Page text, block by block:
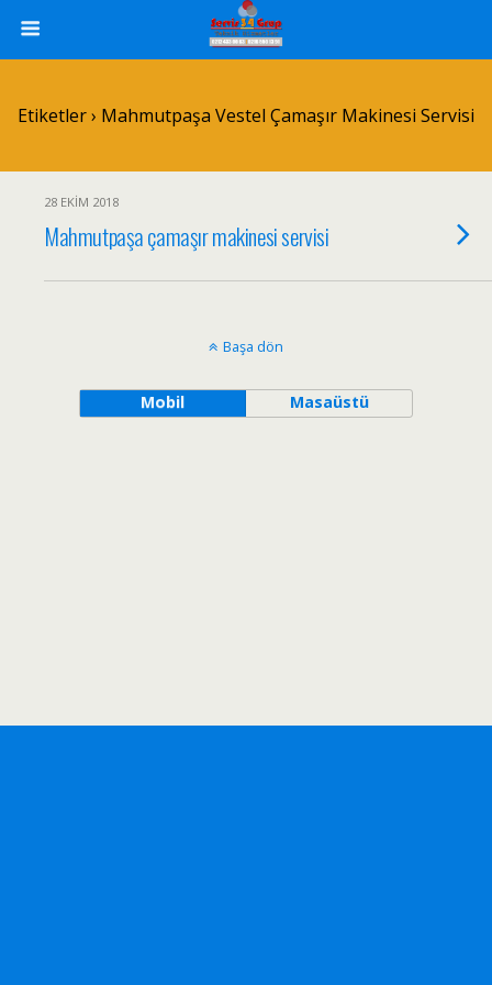
Etiketler › Mahmutpaşa Vestel Çamaşır Makinesi Servisi
28 EKIM 2018
Mahmutpaşa çamaşır makinesi servisi
Başa dön
Mobil Masaüstü